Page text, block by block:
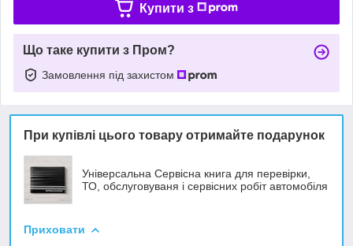
Купити з
Що таке купити з Пром?
Замовлення під захистом
При купівлі цього товару отримайте подарунок
Універсальна Сервісна книга для перевірки,
ТО, обслуговуваня і сервісних робіт автомобіля
Приховати